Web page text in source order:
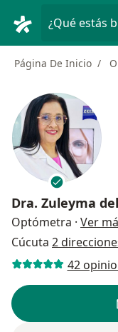
¿Qué estás
Página De Inicio
Dra. Zuleyma
Optómetra · Ver
Cúcuta 2
42